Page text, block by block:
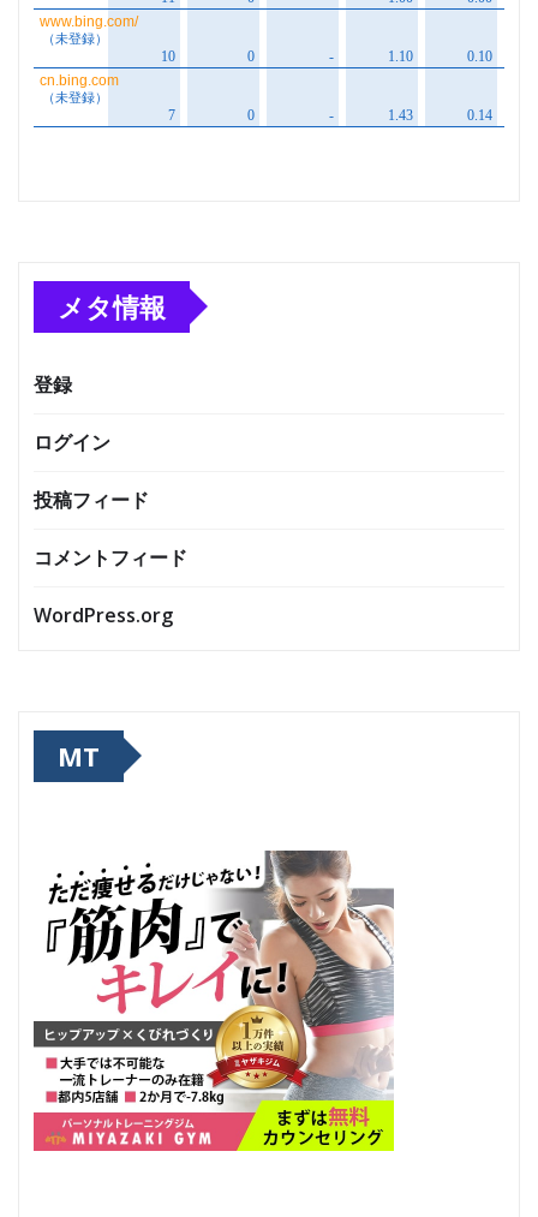
メタ情報
登録
ログイン
投稿フィード
コメントフィード
WordPress.org
MT